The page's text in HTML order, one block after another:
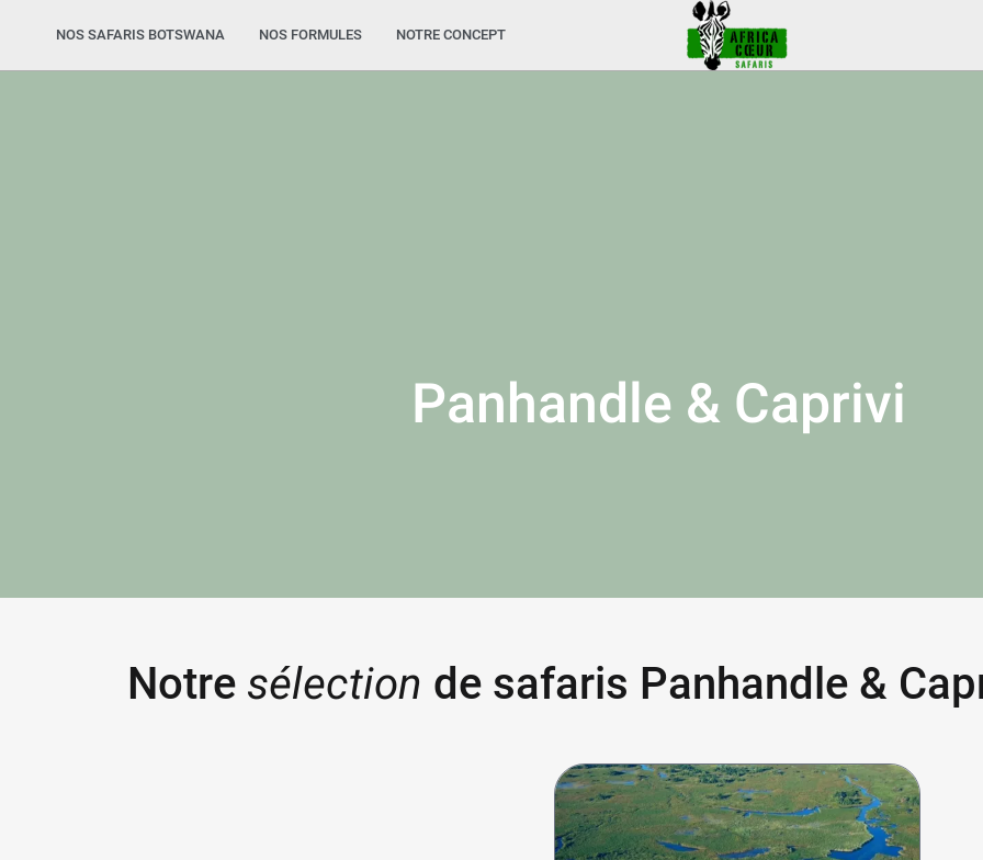
NOS SAFARIS BOTSWANA NOS FORMULES NOTRE CONCEPT
Panhandle & Caprivi
Notre sélection de safaris Panhandle &